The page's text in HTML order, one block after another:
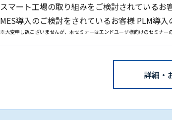
スマート⼯場の取り組みをご検討されているお
MES導入のご検討をされているお客様 PLM導
※大変申し訳ございませんが、本セミナーはエンドユーザ様向けのセミナー
詳細・